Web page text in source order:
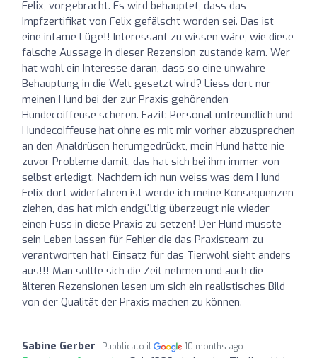
Felix, vorgebracht. Es wird behauptet, dass das
Impfzertifikat von Felix gefälscht worden sei. Das ist
eine infame Lüge!! Interessant zu wissen wäre, wie diese
falsche Aussage in dieser Rezension zustande kam. Wer
hat wohl ein Interesse daran, dass so eine unwahre
Behauptung in die Welt gesetzt wird? Liess dort nur
meinen Hund bei der zur Praxis gehörenden
Hundecoiffeuse scheren. Fazit: Personal unfreundlich und
Hundecoiffeuse hat ohne es mit mir vorher abzusprechen
an den Analdrüsen herumgedrückt, mein Hund hatte nie
zuvor Probleme damit, das hat sich bei ihm immer von
selbst erledigt. Nachdem ich nun weiss was dem Hund
Felix dort widerfahren ist werde ich meine Konsequenzen
ziehen, das hat mich endgültig überzeugt nie wieder
einen Fuss in diese Praxis zu setzen! Der Hund musste
sein Leben lassen für Fehler die das Praxisteam zu
verantworten hat! Einsatz für das Tierwohl sieht anders
aus!!! Man sollte sich die Zeit nehmen und auch die
älteren Rezensionen lesen um sich ein realistisches Bild
von der Qualität der Praxis machen zu können.
Sabine Gerber Pubblicato il 10 months ago